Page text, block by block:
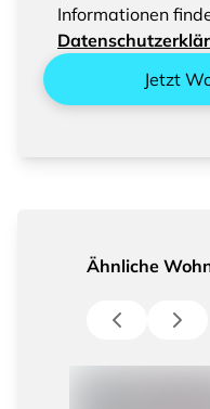
Informationen
Jetzt
Ähnliche